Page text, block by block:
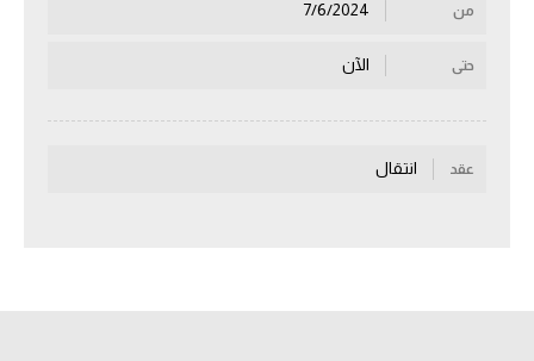
سعودي في الجول
من
حتى الآن
عقد انتقال